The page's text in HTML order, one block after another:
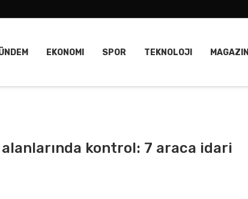
EKONOMI SPOR TEKNOLOJI MAGAZIN
kontrol: 7 araca idari